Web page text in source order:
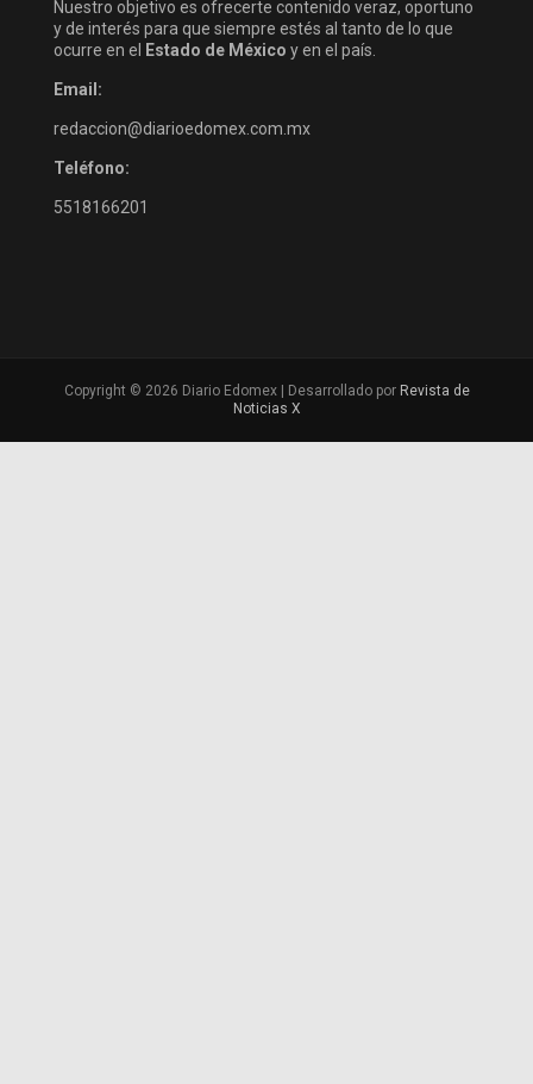
Nuestro objetivo es ofrecerte contenido veraz, oportuno
y de interés para que siempre estés al tanto de lo que
ocurre en el
Estado de México y en el país.
Email:
redaccion@diarioedomex.com.mx
Teléfono:
5518166201
Copyright © 2026 Diario Edomex | Desarrollado por Revista de
Noticias X